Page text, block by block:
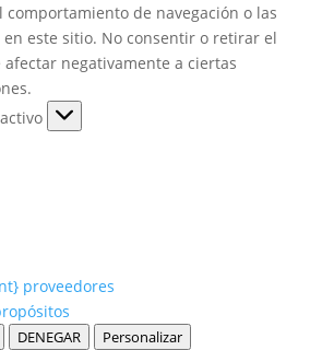
comportamiento de navegación o las
este sitio. No consentir o retirar el
negativamente a ciertas
proveedores
DENEGAR
Personalizar